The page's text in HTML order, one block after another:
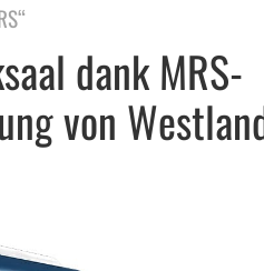
dank MRS-
von